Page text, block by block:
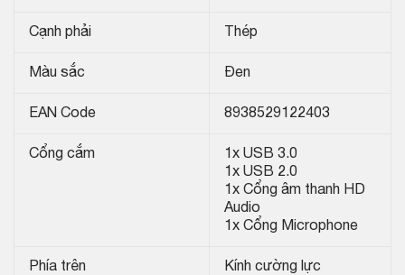
Cạnh phải Thép
Màu sắc Đen
EAN Code 8938529122403
Cổng cắm
1x USB 3.0
1x USB 2.0
1x Cổng âm thanh HD
Audio
1x Cổng Microphone
Phía trên Kính cường lực